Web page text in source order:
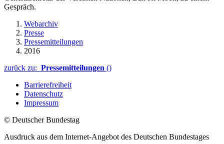
Gespräch.
Webarchiv
Presse
Pressemitteilungen
2016
zurück zu: Pressemitteilungen ()
Barrierefreiheit
Datenschutz
Impressum
© Deutscher Bundestag
Ausdruck aus dem Internet-Angebot des Deutschen Bundestages